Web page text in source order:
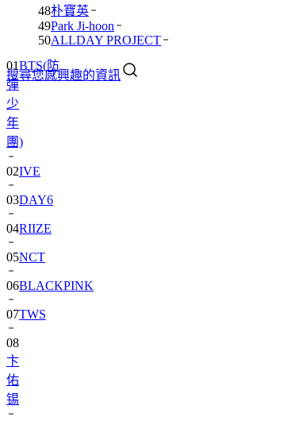
48朴寶英
49Park Ji-hoon
50ALLDAY PROJECT
搜尋您感興趣的資訊
BTS(防
少
年
團)
02IVE
03DAY6
04RIIZE
05NCT
06BLACKPINK
07TWS
08
卞
佑
锡
09